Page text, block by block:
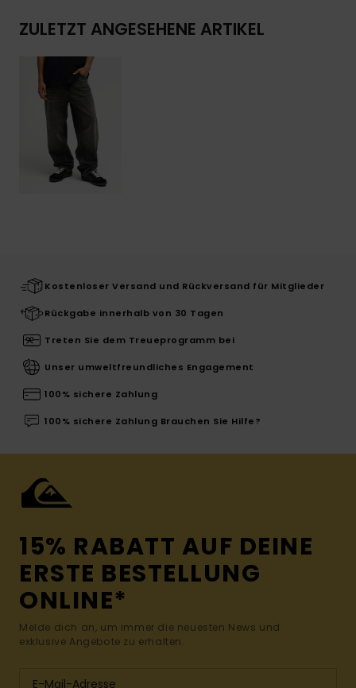
ZULETZT ANGESEHENE ARTIKEL
Kostenloser Versand und Rückversand für Mitglieder
Rückgabe innerhalb von 30 Tagen
Treten Sie dem Treueprogramm bei
Unser umweltfreundliches Engagement
100% sichere Zahlung
100% sichere Zahlung Brauchen Sie Hilfe?
15% RABATT AUF DEINE
ERSTE BESTELLUNG
ONLINE*
Melde dich an, um immer die neuesten News und
exklusive Angebote zu erhalten.